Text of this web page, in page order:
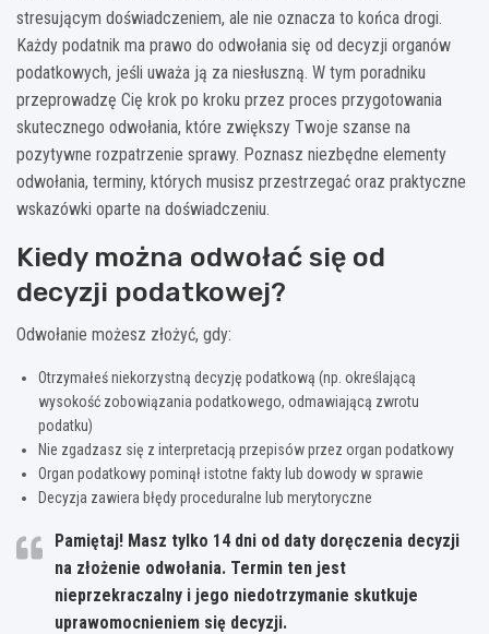
stresującym doświadczeniem, ale nie oznacza to końca drogi.
Każdy podatnik ma prawo do odwołania się od decyzji organów
podatkowych, jeśli uważa ją za niesłuszną. W tym poradniku
przeprowadzę Cię krok po kroku przez proces przygotowania
skutecznego odwołania, które zwiększy Twoje szanse na
pozytywne rozpatrzenie sprawy. Poznasz niezbędne elementy
odwołania, terminy, których musisz przestrzegać oraz praktyczne
wskazówki oparte na doświadczeniu.
Kiedy można odwołać się od
decyzji podatkowej?
Odwołanie możesz złożyć, gdy:
Otrzymałeś niekorzystną decyzję podatkową (np. określającą
wysokość zobowiązania podatkowego, odmawiającą zwrotu
podatku)
Nie zgadzasz się z interpretacją przepisów przez organ podatkowy
Organ podatkowy pominął istotne fakty lub dowody w sprawie
Decyzja zawiera błędy proceduralne lub merytoryczne
Pamiętaj! Masz tylko 14 dni od daty doręczenia decyzji
na złożenie odwołania. Termin ten jest
nieprzekraczalny i jego niedotrzymanie skutkuje
uprawomocnieniem się decyzji.